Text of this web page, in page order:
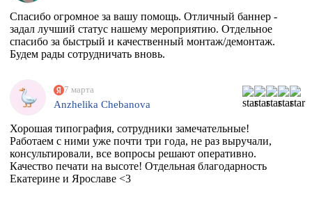
Спасибо огромное за вашу помощь. Отличный баннер -
задал лучший статус нашему мероприятию. Отдельное
спасибо за быстрый и качественный монтаж/демонтаж.
Будем рады сотрудничать вновь.
7 марта
Anzhelika Chebanova
Хорошая типография, сотрудники замечательные!
Работаем с ними уже почти три года, не раз выручали,
консультировали, все вопросы решают оперативно.
Качество печати на высоте! Отдельная благодарность
Екатерине и Ярославе <3